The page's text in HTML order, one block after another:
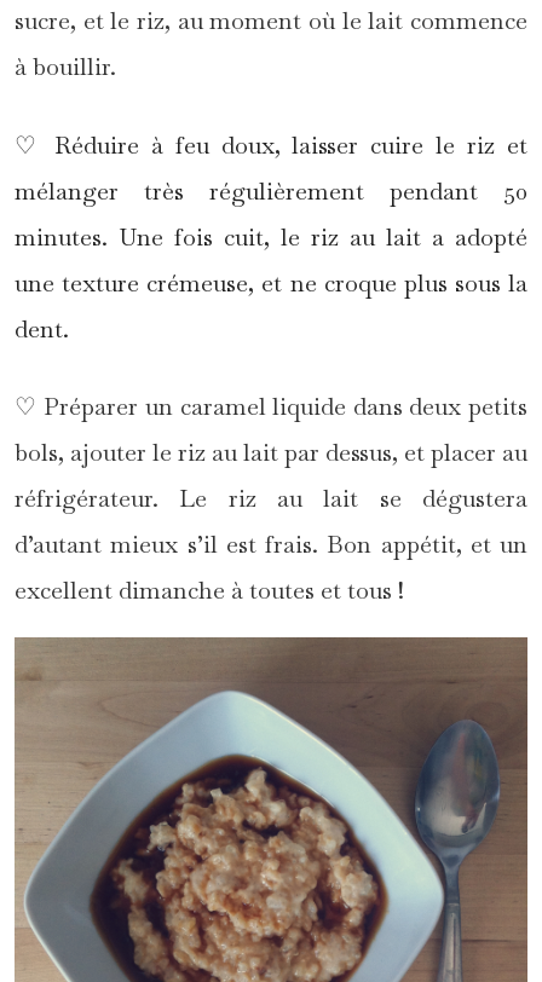
sucre, et le riz, au moment où le lait commence
à bouillir.
♡ Réduire à feu doux, laisser cuire le riz et
mélanger très régulièrement pendant 50
minutes. Une fois cuit, le riz au lait a adopté
une texture crémeuse, et ne croque plus sous la
dent.
♡ Préparer un caramel liquide dans deux petits
bols, ajouter le riz au lait par dessus, et placer au
réfrigérateur. Le riz au lait se dégustera
d’autant mieux s’il est frais. Bon appétit, et un
excellent dimanche à toutes et tous !